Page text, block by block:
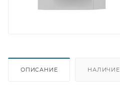
ОПИСАНИЕ НАЛИЧИЕ